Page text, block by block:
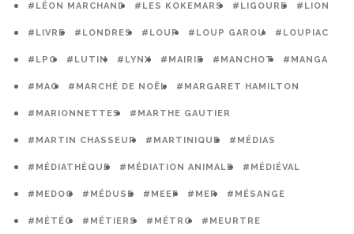
#LÉON MARCHAND #LES KOKEMARS #LIGOURE #LION
#LIVRE #LONDRES #LOUP #LOUP GAROU #LOUPIAC
#LPO #LUTIN #LYNX #MAIRIE #MANCHOT #MANGA
#MAO #MARCHÉ DE NOËL #MARGARET HAMILTON
#MARIONNETTES #MARTHE GAUTIER
#MARTIN CHASSEUR #MARTINIQUE #MÉDIAS
#MÉDIATHÈQUE #MÉDIATION ANIMALE #MÉDIÉVAL
#MEDOC #MÉDUSE #MEEF #MER #MÉSANGE
#MÉTÉO #MÉTIERS #MÉTRO #MEURTRE